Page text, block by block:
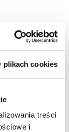
plikach cookies
treści
i